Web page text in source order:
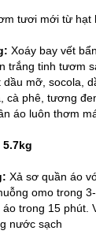
tươi mới từ hạt
Xoáy bay vết
trắng tinh tươm
dầu mỡ, socola,
cà phê, tương
áo luôn thơm
Xả sơ quần áo
omo trong
áo trong 15 phút.
nước sạch